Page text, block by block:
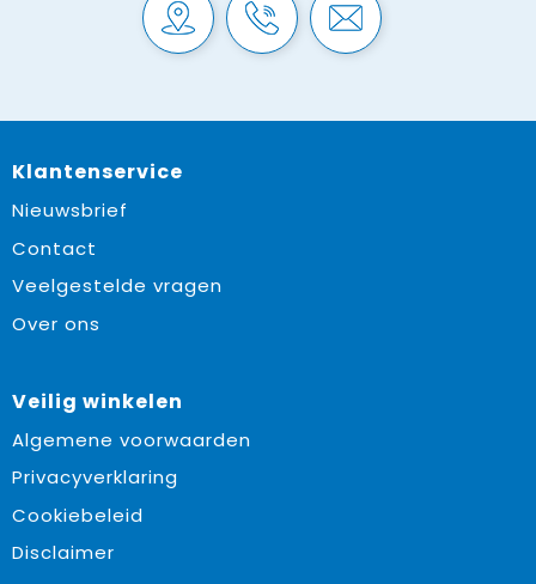
Klantenservice
Nieuwsbrief
Contact
Veelgestelde vragen
Over ons
Veilig winkelen
Algemene voorwaarden
Privacyverklaring
Cookiebeleid
Disclaimer